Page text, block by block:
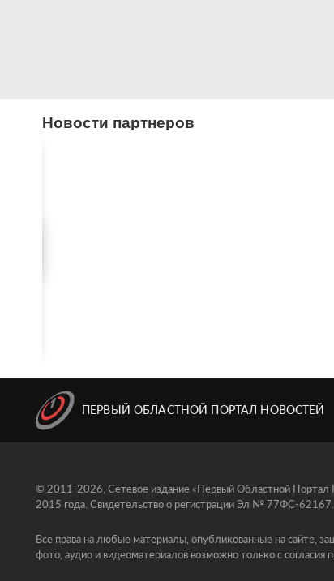
Новости партнеров
ПЕРВЫЙ ОБЛАСТНОЙ ПОРТАЛ НОВОСТЕЙ
© 2011-2026, Сетевое издание «Первый Областной Портал
2015 года. Свидетельство о регистрации Эл № 77ФС-
Все права на любые материалы, опубликованные на сайте,
фото, аудио и видеоматериалов возможно только с согласия